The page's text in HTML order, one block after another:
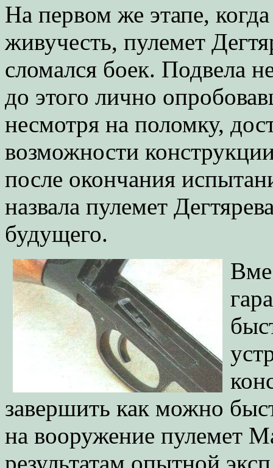
На первом же этапе,
живучесть, пулемет
сломался боек. Подвела
до этого лично
несмотря на поломку,
возможности
после окончания
назвала пулемет
будущего.
завершить как можно
на вооружение пулемет